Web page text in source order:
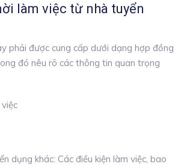
làm việc từ nhà tuyển
phải được cung cấp dưới dạng hợp đồng
đó nêu rõ các thông tin quan trọng
dụng khác: Các điều kiện làm việc, bao